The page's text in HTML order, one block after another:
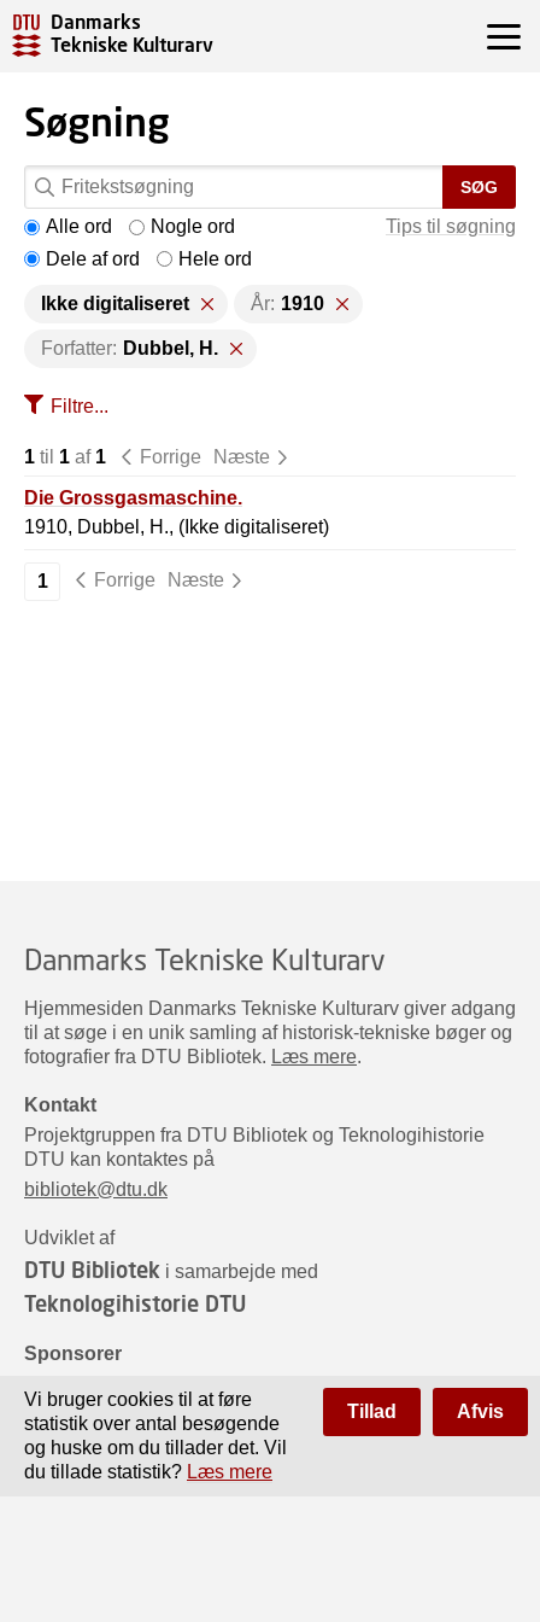
Danmarks
Tekniske Kulturarv
Søgning
SØG
Tips til søgning
Alle ord
Nogle ord
Dele af ord
Hele ord
Ikke digitaliseret År: 1910
Forfatter: Dubbel, H.
Filtre...
1 til 1 af 1 Forrige
Næste
Die Grossgasmaschine.
1910, Dubbel, H., (Ikke digitaliseret)
1 Forrige Næste
Danmarks Tekniske Kulturarv
Hjemmesiden Danmarks Tekniske Kulturarv giver adgang
til at søge i en unik samling af historisk-tekniske bøger og
fotografier fra DTU Bibliotek. Læs mere.
Kontakt
Projektgruppen fra DTU Bibliotek og Teknologihistorie
DTU kan kontaktes på
bibliotek@dtu.dk
Udviklet af
DTU Bibliotek i samarbejde med
Teknologihistorie DTU
Sponsorer
Vi bruger cookies til at føre
statistik over antal besøgende
og huske om du tillader det. Vil
du tillade statistik? Læs mere
Tillad Afvis